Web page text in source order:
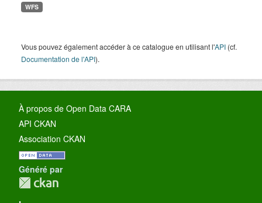
WFS
Vous pouvez également accéder à ce catalogue en utilisant l'API (cf.
Documentation de l'API).
À propos de Open Data CARA
API CKAN
Association CKAN
Généré par